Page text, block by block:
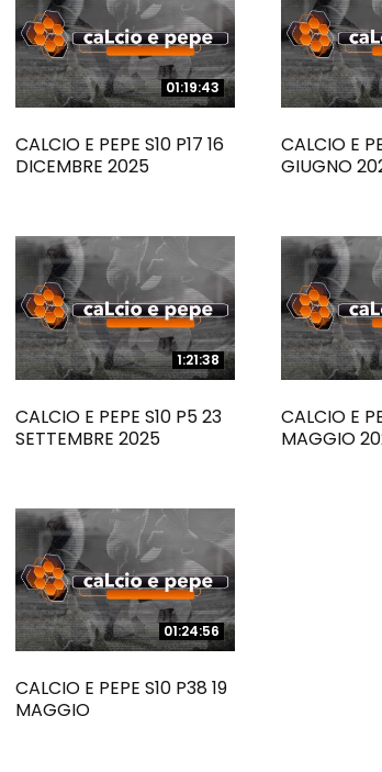
01:19:43
01:19:43
CALCIO E PEPE S10 P17 16
DICEMBRE 2025
CALCIO E
GIUGNO
1:21:38
1:21:38
CALCIO E PEPE S10 P5 23
SETTEMBRE 2025
CALCIO E
MAGGIO
01:24:56
01:24:56
CALCIO E PEPE S10 P38 19
MAGGIO